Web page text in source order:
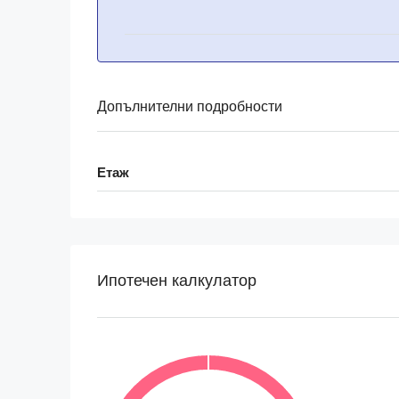
Допълнителни подробности
Етаж
Ипотечен калкулатор